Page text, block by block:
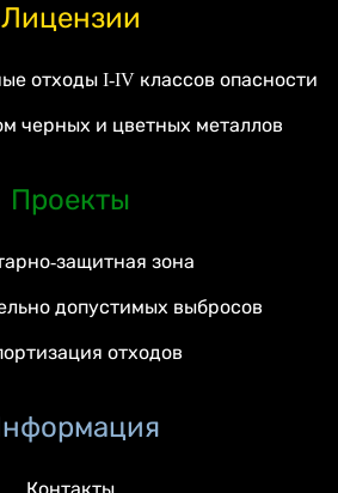
Лицензии
отходы I-IV классов опасности
черных и цветных металлов
Проекты
защитная зона
допустимых выбросов
отходов
Контакты